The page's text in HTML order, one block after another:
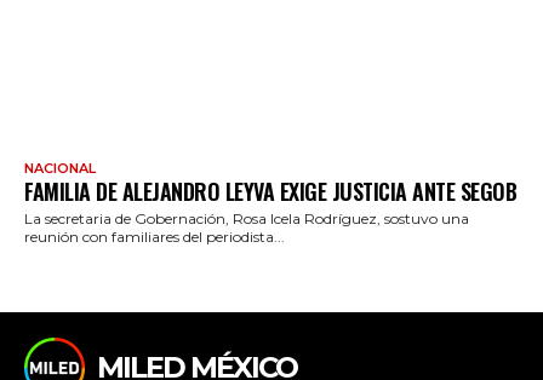
NACIONAL
FAMILIA DE ALEJANDRO LEYVA EXIGE JUSTICIA ANTE SEGOB
La secretaria de Gobernación, Rosa Icela Rodríguez, sostuvo una
reunión con familiares del periodista...
MILED MÉXICO